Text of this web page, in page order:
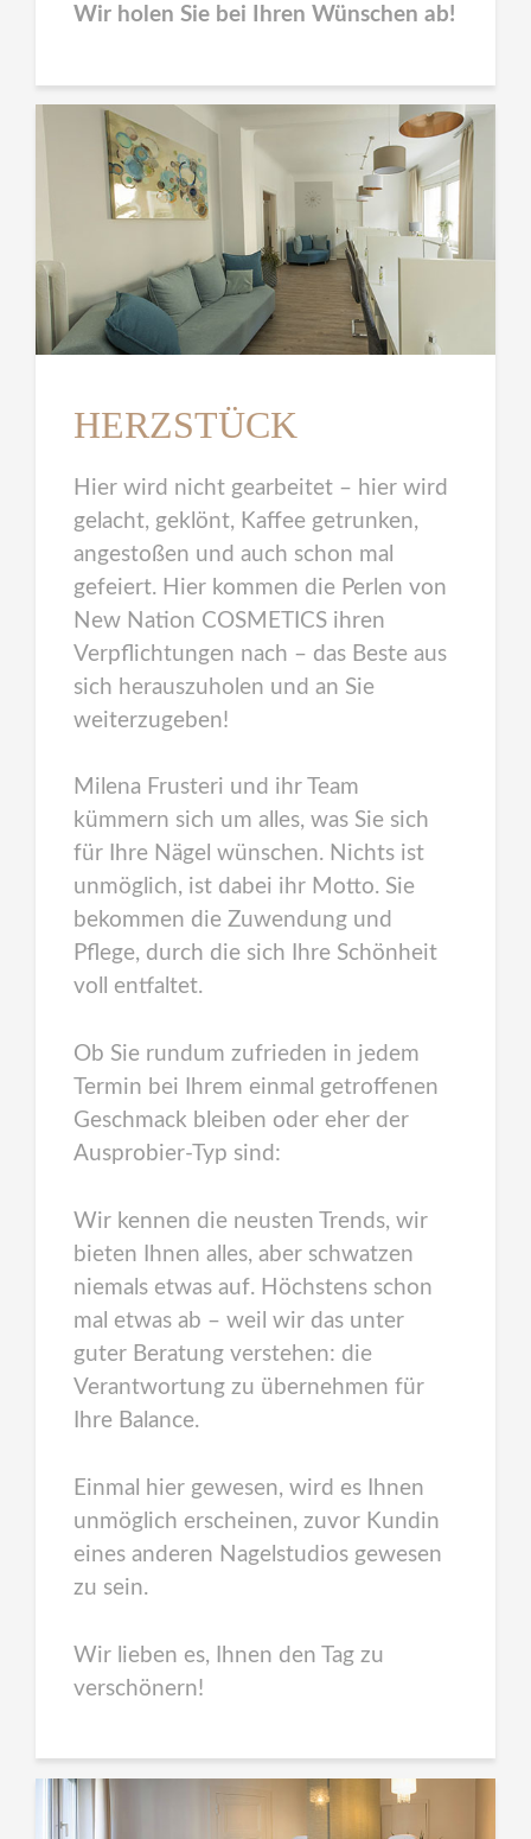
Wir holen Sie bei Ihren Wünschen ab!
HERZSTÜCK
Hier wird nicht gearbeitet – hier wird
gelacht, geklönt, Kaffee getrunken,
angestoßen und auch schon mal
gefeiert. Hier kommen die Perlen von
New Nation COSMETICS ihren
Verpflichtungen nach – das Beste aus
sich herauszuholen und an Sie
weiterzugeben!
Milena Frusteri und ihr Team
kümmern sich um alles, was Sie sich
für Ihre Nägel wünschen. Nichts ist
unmöglich, ist dabei ihr Motto. Sie
bekommen die Zuwendung und
Pflege, durch die sich Ihre Schönheit
voll entfaltet.
Ob Sie rundum zufrieden in jedem
Termin bei Ihrem einmal getroffenen
Geschmack bleiben oder eher der
Ausprobier-Typ sind:
Wir kennen die neusten Trends, wir
bieten Ihnen alles, aber schwatzen
niemals etwas auf. Höchstens schon
mal etwas ab – weil wir das unter
guter Beratung verstehen: die
Verantwortung zu übernehmen für
Ihre Balance.
Einmal hier gewesen, wird es Ihnen
unmöglich erscheinen, zuvor Kundin
eines anderen Nagelstudios gewesen
zu sein.
Wir lieben es, Ihnen den Tag zu
verschönern!